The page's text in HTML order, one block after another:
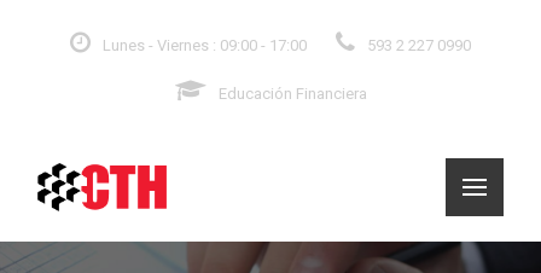
Lunes - Viernes : 09:00 - 17:00 593 2 227 0990
Educación Financiera